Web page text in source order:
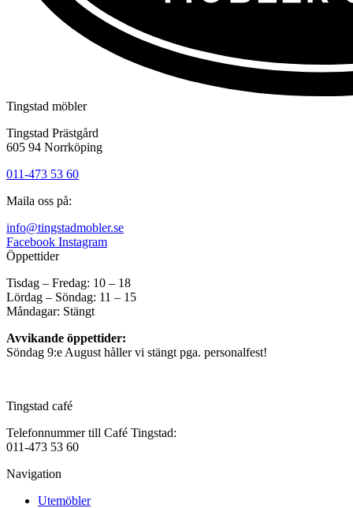
Tingstad möbler
Tingstad Prästgård
605 94 Norrköping
011-473 53 60
Maila oss på:
info@tingstadmobler.se
Facebook Instagram
Öppettider
Tisdag – Fredag: 10 – 18
Lördag – Söndag: 11 – 15
Måndagar: Stängt
Avvikande öppettider:
Söndag 9:e August håller vi stängt pga. personalfest!
Tingstad café
Telefonnummer till Café Tingstad:
011-473 53 60
Navigation
Utemöbler